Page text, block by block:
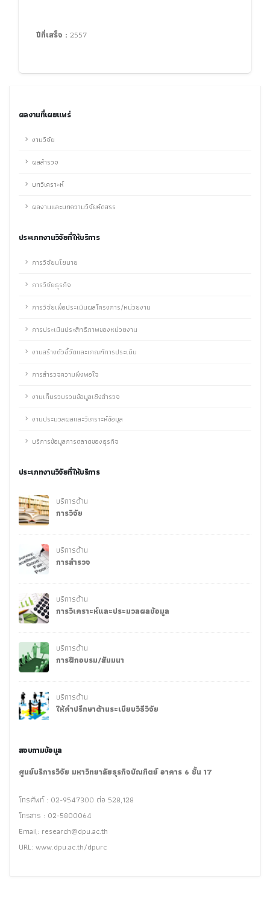
ปีที่เสร็จ : 2557
ผลงานที่เผยแพร่
งานวิจัย
ผลสำรวจ
บทวิเคราะห์
ผลงานและบทความวิจัยคัดสรร
ประเภทงานวิจัยที่ให้บริการ
การวิจัยนโยบาย
การวิจัยธุรกิจ
การวิจัยเพื่อประเมินผลโครงการ/หน่วยงาน
การประเมินประสิทธิภาพของหน่วยงาน
งานสร้างตัวชี้วัดและเกณฑ์การประเมิน
การสำรวจความพึงพอใจ
งานเก็บรวบรวมข้อมูลเชิงสำรวจ
งานประมวลผลและวิเคราะห์ข้อมูล
บริการข้อมูลการตลาดของธุรกิจ
ประเภทงานวิจัยที่ให้บริการ
บริการด้าน
การวิจัย
บริการด้าน
การสำรวจ
บริการด้าน
การวิเคราะห์และประมวลผลข้อมูล
บริการด้าน
การฝึกอบรม/สัมมนา
บริการด้าน
ให้คำปรึกษาด้านระเบียบวิธีวิจัย
สอบถามข้อมูล
ศูนย์บริการวิจัย มหาวิทยาลัยธุรกิจบัณฑิตย์ อาคาร 6 ชั้น 17
โทรศัพท์ : 02-9547300 ต่อ 528,128
โทรสาร : 02-5800064
Email: research@dpu.ac.th
URL: www.dpu.ac.th/dpurc